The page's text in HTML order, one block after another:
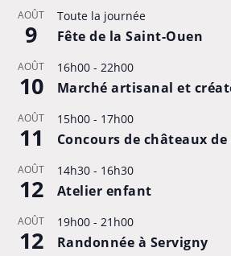
AOÛT
9
Toute la journée
Fête de la Saint-Ouen
AOÛT
10
16h00- 22h00
Marché artisanal et
AOÛT
11
15h00- 17h00
Concours de châteaux de
AOÛT
12
14h30- 16h30
Atelier enfant
AOÛT
12
19h00- 21h00
Randonnée à Servigny